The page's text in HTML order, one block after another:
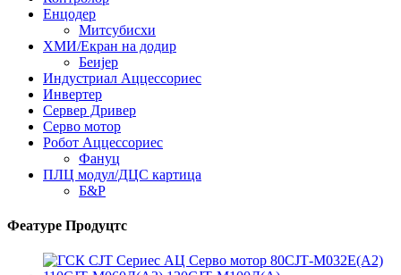
Енцодер
Митсубисхи
ХМИ/Екран на додир
Беијер
Индустриал Аццессориес
Инвертер
Сервер Дривер
Серво мотор
Робот Аццессориес
Фануц
ПЛЦ модул/ДЦС картица
Б&Р
Феатуре Продуцтс